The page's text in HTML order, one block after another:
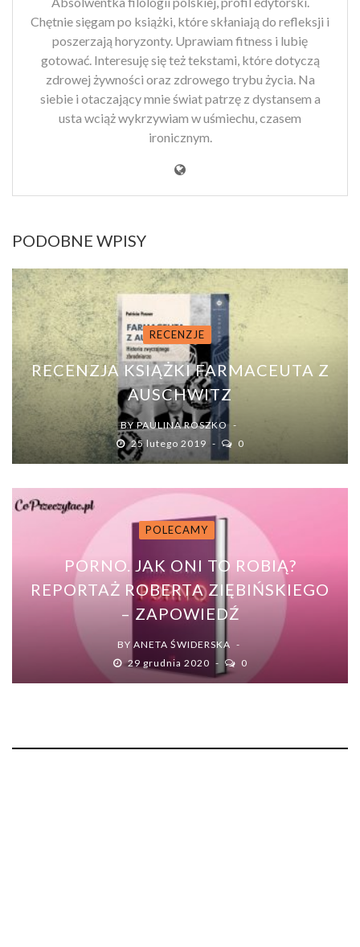
Chętnie sięgam po książki, które skłaniają do refleksji i
poszerzają horyzonty. Uprawiam fitness i lubię
gotować. Interesuję się też tekstami, które dotyczą
zdrowej żywności oraz zdrowego trybu życia. Na
siebie i otaczający mnie świat patrzę z dystansem a
usta wciąż wykrzywiam w uśmiechu, czasem
ironicznym.
PODOBNE WPISY
RECENZJE
RECENZJA KSIĄŻKI FARMACEUTA Z
AUSCHWITZ
BYPAULINA ROSZKO
25 lutego 2019
0
POLECAMY
PORNO. JAK ONI TO ROBIĄ?
REPORTAŻ ROBERTA ZIĘBIŃSKIEGO
– ZAPOWIEDŹ
BY ANETA ŚWIDERSKA
29 grudnia 2020
0